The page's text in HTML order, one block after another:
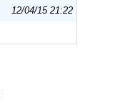
12/04/15 21:22